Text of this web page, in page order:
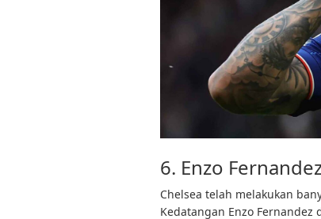
6. Enzo
Chelsea telah melakukan
Kedatangan Enzo